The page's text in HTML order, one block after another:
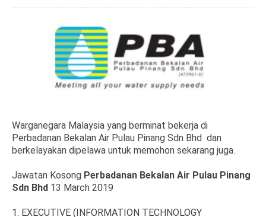
Warganegara Malaysia yang berminat bekerja di
Perbadanan Bekalan Air Pulau Pinang Sdn Bhd dan
berkelayakan dipelawa untuk memohon sekarang juga.
Jawatan Kosong Perbadanan Bekalan Air Pulau Pinang
Sdn Bhd 13 March 2019
1. EXECUTIVE (INFORMATION TECHNOLOGY